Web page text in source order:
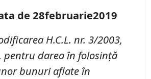
de 28februarie2019
H.C.L. nr. 3/2003,
pentru darea în folosinţă
bunuri aflate în